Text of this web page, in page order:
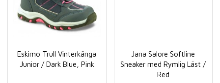
Eskimo Trull Vinterkänga
Junior / Dark Blue, Pink
Jana Salore Softline
Sneaker med Rymlig Läst /
Red